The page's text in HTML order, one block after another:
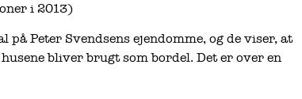
i 2013)
Peter Svendsens ejendomme, og de viser, at
bliver brugt som bordel. Det er over en